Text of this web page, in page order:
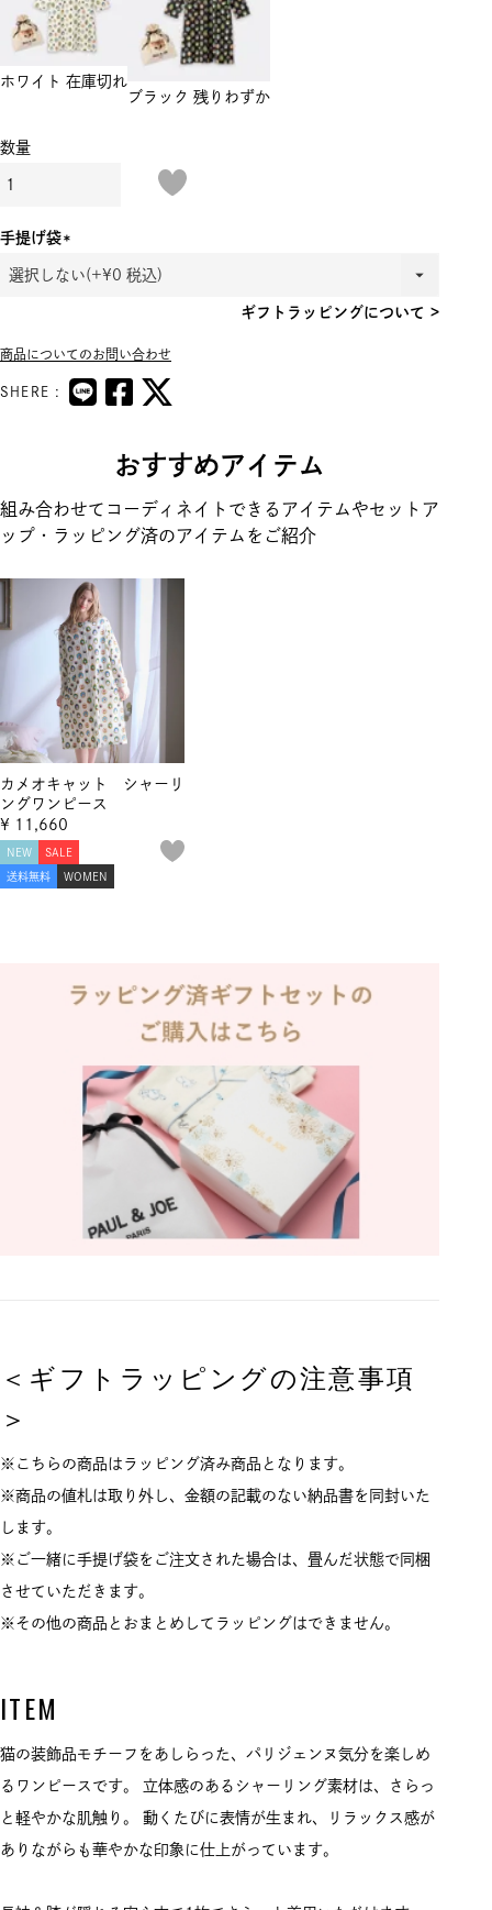
ホワイト 在庫切れ
ブラック 残りわずか
手提げ袋
(必
ギフトラッピングについて >
商品についてのお問い合わせ
SHERE :
おすすめアイテム
組み合わせてコーディネイトできるアイテムやセットア
ップ・ラッピング済のアイテムをご紹介
カメオキャット シャーリ
ングワンピース
NEW SALE
送料無料 WOMEN
¥ 11,660
＜ギフトラッピングの注意事項
＞
※こちらの商品はラッピング済み商品となります。
※商品の値札は取り外し、金額の記載のない納品書を同封いた
します。
※ご一緒に手提げ袋をご注文された場合は、畳んだ状態で同梱
させていただきます。
※その他の商品とおまとめしてラッピングはできません。
ITEM
猫の装飾品モチーフをあしらった、パリジェンヌ気分を楽しめ
るワンピースです。 立体感のあるシャーリング素材は、さらっ
と軽やかな肌触り。 動くたびに表情が生まれ、リラックス感が
ありながらも華やかな印象に仕上がっています。